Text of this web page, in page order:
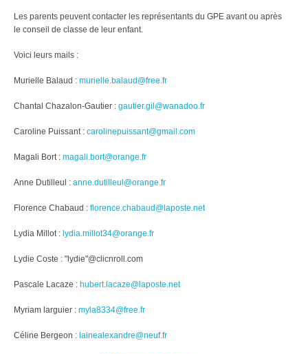
Les parents peuvent contacter les représentants du GPE avant ou après
le conseil de classe de leur enfant.
Voici leurs mails :
Murielle Balaud : murielle.balaud@free.fr
Chantal Chazalon-Gautier : gautier.gil@wanadoo.fr
Caroline Puissant : carolinepuissant@gmail.com
Magali Bort : magali.bort@orange.fr
Anne Dutilleul : anne.dutilleul@orange.fr
Florence Chabaud : florence.chabaud@laposte.net
Lydia Millot : lydia.millot34@orange.fr
Lydie Coste : "lydie"@clicnroll.com
Pascale Lacaze : hubert.lacaze@laposte.net
Myriam larguier : myla8334@free.fr
Céline Bergeon : lainealexandre@neuf.fr